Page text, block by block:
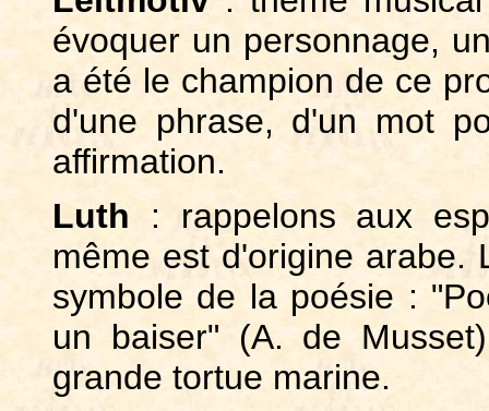
évoquer un personnage,
a été le champion de ce
d'une phrase, d'un mot
affirmation.
Luth : rappelons aux
même est d'origine arabe.
symbole de la poésie :
un baiser" (A. de
grande tortue marine.